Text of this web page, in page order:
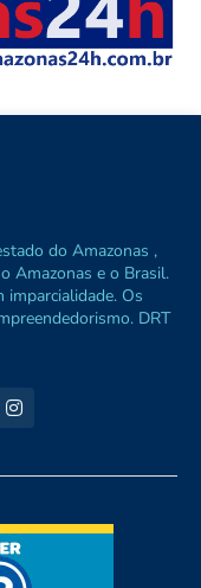
do Amazonas ,
Amazonas e o Brasil.
Os
DRT